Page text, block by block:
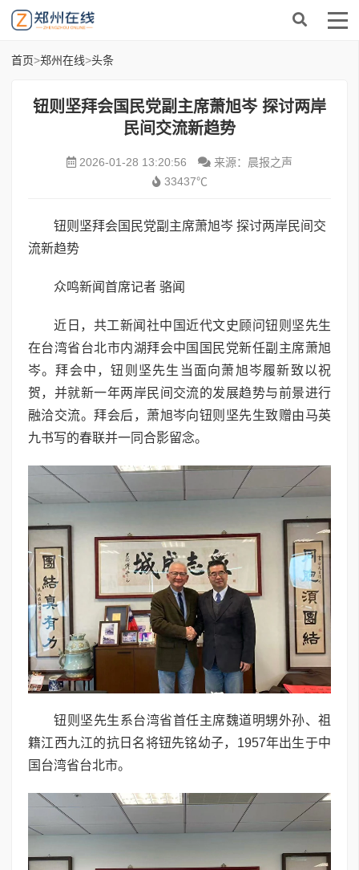
首页>郑州在线>头条
钮则坚拜会国民党副主席萧旭岑 探讨两岸
民间交流新趋势
2026-01-28 13:20:56
来源：晨报之声
33437℃
钮则坚拜会国民党副主席萧旭岑 探讨两岸民间交
流新趋势
众鸣新闻首席记者 骆闻
近日，共工新闻社中国近代文史顾问钮则坚先生
在台湾省台北市内湖拜会中国国民党新任副主席萧旭
岑。拜会中，钮则坚先生当面向萧旭岑履新致以祝
贺，并就新一年两岸民间交流的发展趋势与前景进行
融洽交流。拜会后，萧旭岑向钮则坚先生致赠由马英
九书写的春联并一同合影留念。
钮则坚先生系台湾省首任主席魏道明甥外孙、祖
籍江西九江的抗日名将钮先铭幼子，1957年出生于中
国台湾省台北市。